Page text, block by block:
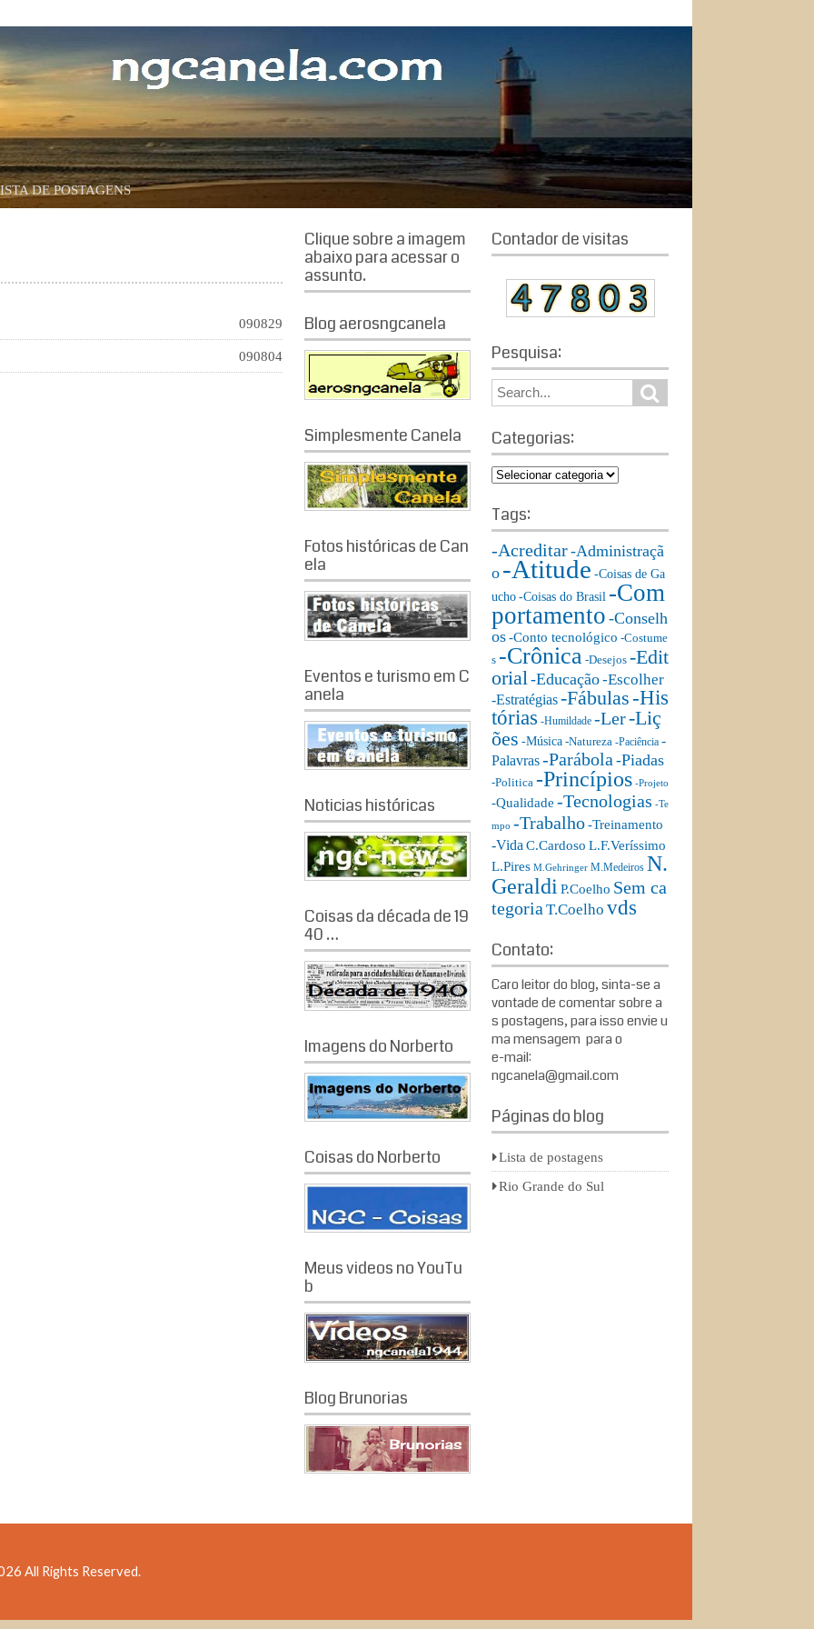
DE POSTAGENS
090829
090804
Clique sobre a imagem
abaixo para acessar o
assunto.
Blog aerosngcanela
Simplesmente Canela
Fotos históricas de Can
ela
Eventos e turismo em C
anela
Noticias históricas
Coisas da década de 19
40 …
Imagens do Norberto
Coisas do Norberto
Meus videos no YouTu
b
Blog Brunorias
Contador de visitas
Pesquisa:
S
e
r
c
h
o
r:
e
Categorias:
C
t
e
r
i
a
s:
Tags:
-Acreditar-Administraçã
o -Atitude -Coisas de Ga
ucho -Coisas do Brasil -Com
portamento -Conselh
os -Conto tecnológico -Costume
s -Crônica -Desejos -Edit
orial -Educação-Escolher
-Estratégias -Fábulas-His
tórias -Humildade -Ler-Liç
ões -Música -Natureza -Paciência -
Palavras-Parábola -Piadas
-Politica -Princípios -Projeto
-Qualidade -Tecnologias -Te
mpo -Trabalho -Treinamento
-Vida C.Cardoso L.F.Veríssimo
L.Pires M.Gehringer M.Medeiros N.
Geraldi P.Coelho Sem ca
tegoria T.Coelho vds
Contato:
Caro leitor do blog, sinta-se a
vontade de comentar sobre a
s postagens, para isso envie u
ma mensagem para o
e-mail:
ngcanela@gmail.com
Páginas do blog
Lista de postagens
Rio Grande do Sul
All Rights Reserved.